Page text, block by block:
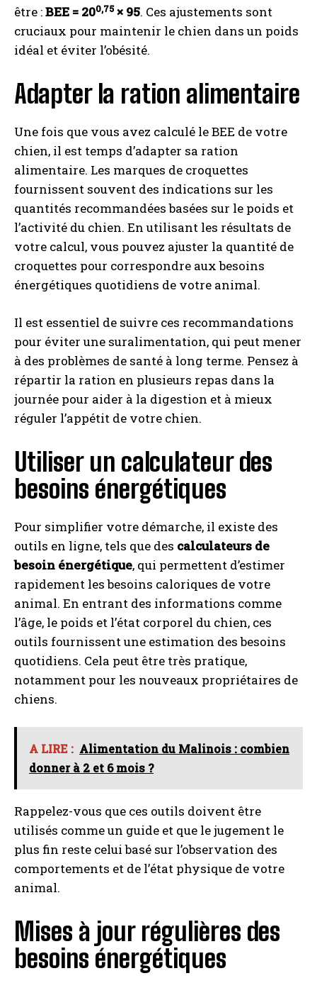
être :BEE = 200,75× 95. Ces ajustements sont
cruciaux pour maintenir le chien dans un poids
idéal et éviter l’obésité.
Adapter la ration alimentaire
Une fois que vous avez calculé le BEE de votre
chien, il est temps d’adapter sa ration
alimentaire. Les marques de croquettes
fournissent souvent des indications sur les
quantités recommandées basées sur le poids et
l’activité du chien. En utilisant les résultats de
votre calcul, vous pouvez ajuster la quantité de
croquettes pour correspondre aux besoins
énergétiques quotidiens de votre animal.
Il est essentiel de suivre ces recommandations
pour éviter une suralimentation, qui peut mener
à des problèmes de santé à long terme. Pensez à
répartir la ration en plusieurs repas dans la
journée pour aider à la digestion et à mieux
réguler l’appétit de votre chien.
Utiliser un calculateur des
besoins énergétiques
Pour simplifier votre démarche, il existe des
outils en ligne, tels que des calculateurs de
besoin énergétique, qui permettent d’estimer
rapidement les besoins caloriques de votre
animal. En entrant des informations comme
l’âge, le poids et l’état corporel du chien, ces
outils fournissent une estimation des besoins
quotidiens. Cela peut être très pratique,
notamment pour les nouveaux propriétaires de
chiens.
A LIRE : Alimentation du Malinois : combien
donner à 2 et 6 mois ?
Rappelez-vous que ces outils doivent être
utilisés comme un guide et que le jugement le
plus fin reste celui basé sur l’observation des
comportements et de l’état physique de votre
animal.
Mises à jour régulières des
besoins énergétiques